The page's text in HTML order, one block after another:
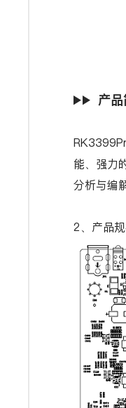
产
能、强力
分析与编
2、产品